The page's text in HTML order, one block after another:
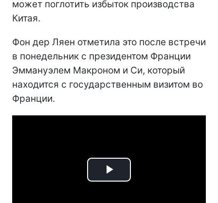
может поглотить избыток производства
Китая.
Фон дер Ляен отметила это после встречи
в понедельник с президентом Франции
Эммануэлем Макроном и Си, который
находится с государственным визитом во
Франции.
Play